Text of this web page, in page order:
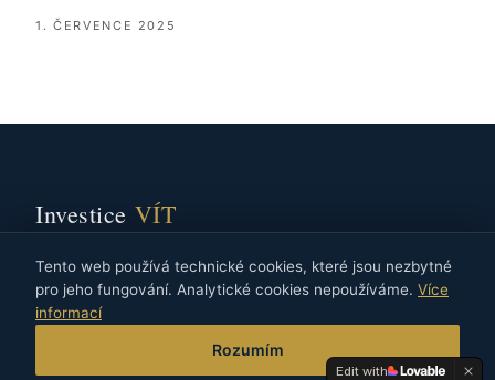
1. ČERVENCE 2025
Investice VÍT
Privátní investiční stratég pro podnikatele a jejich rodiny.
Wealth protection má přednost před honbou za výnosy.
Navigace
Tento web používá technické cookies, které jsou nezbytné
pro jeho fungování. Analytické cookies nepoužíváme. Více
informací
Rozumím
Edit with